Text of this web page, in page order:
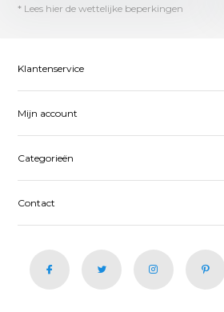
* Lees hier de wettelijke beperkingen
Klantenservice
Mijn account
Categorieën
Contact